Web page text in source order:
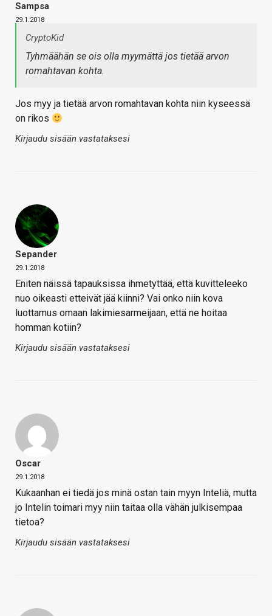
Sampsa
29.1.2018
CryptoKid
Tyhmäähän se ois olla myymättä jos tietää arvon
romahtavan kohta.
Jos myy ja tietää arvon romahtavan kohta niin kyseessä
on rikos
Kirjaudu sisään vastataksesi
Sepander
29.1.2018
Eniten näissä tapauksissa ihmetyttää, että kuvitteleeko
nuo oikeasti etteivät jää kiinni? Vai onko niin kova
luottamus omaan lakimiesarmeijaan, että ne hoitaa
homman kotiin?
Kirjaudu sisään vastataksesi
Oscar
29.1.2018
Kukaanhan ei tiedä jos minä ostan tain myyn Inteliä, mutta
jo Intelin toimari myy niin taitaa olla vähän julkisempaa
tietoa?
Kirjaudu sisään vastataksesi